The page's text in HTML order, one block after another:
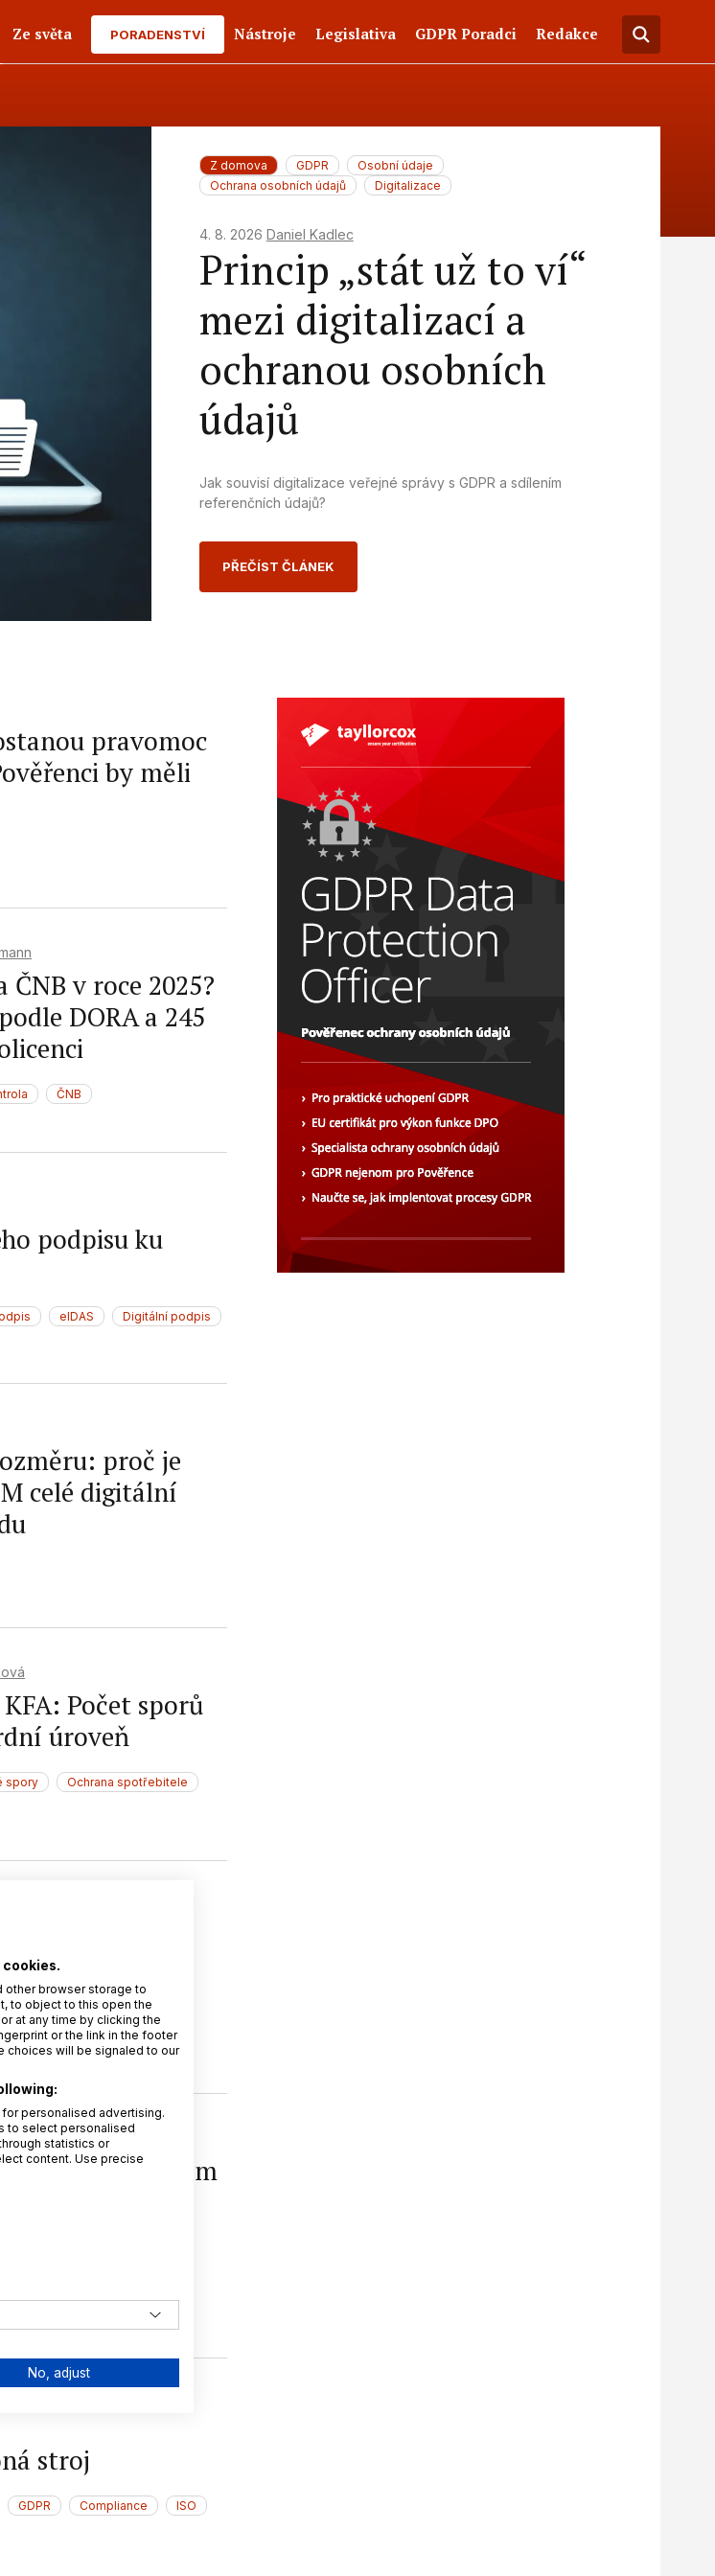
Ze světa PORADENSTVÍ Nástroje Legislativa GDPR Poradci Redakce
Z domova GDPR
Osobní údaje
Ochrana osobních údajů
Digitalizace
4. 8. 2026 Daniel Kadlec
Princip „stát už to ví“
mezi digitalizací a
ochranou osobních
údajů
Jak souvisí digitalizace veřejné správy s GDPR a sdílením
referenčních údajů?
PŘEČÍST ČLÁNEK
pravomoc
by měli
ČNB v roce 2025?
DORA a 245
ČNB
podpisu ku
eIDAS Digitální podpis
proč je
celé digitální
Počet sporů
úroveň
spory
Ochrana spotřebitele
ČTÚ
Compliance
regulačním
stroj
GDPR Compliance ISO
other browser storage to
to object to this open the
at any time by clicking the
or the link in the footer
choices will be signaled to our
personalised advertising.
to select personalised
statistics or
content. Use precise
No, adjust